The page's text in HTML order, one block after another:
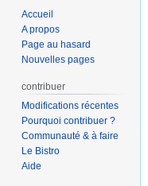
Accueil
A propos
Page au hasard
Nouvelles pages
contribuer
Modifications récentes
Pourquoi contribuer ?
Communauté & à faire
Le Bistro
Aide